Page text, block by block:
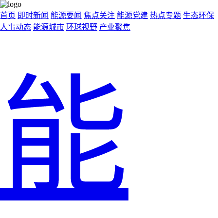
首页 即时新闻 能源要闻 焦点关注 能源党建 热点专题 生态环保
人事动态 能源城市 环球视野 产业聚焦
能